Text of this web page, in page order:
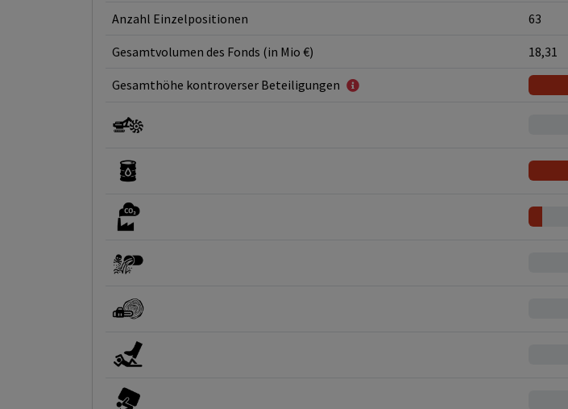
Anzahl Einzelpositionen 63
Gesamtvolumen des Fonds (in Mio €) 18,31
Gesamthöhe kontroverser Beteiligungen